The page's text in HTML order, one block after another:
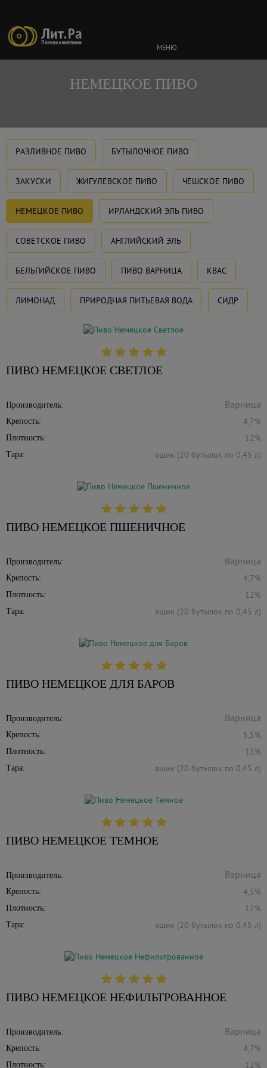
МЕНЮ
НЕМЕЦКОЕ ПИВО
РАЗЛИВНОЕ ПИВО БУТЫЛОЧНОЕ ПИВО
ЗАКУСКИ ЖИГУЛЕВСКОЕ ПИВО ЧЕШСКОЕ ПИВО
НЕМЕЦКОЕ ПИВО ИРЛАНДСКИЙ ЭЛЬ ПИВО
СОВЕТСКОЕ ПИВО АНГЛИЙСКИЙ ЭЛЬ
БЕЛЬГИЙСКОЕ ПИВО ПИВО ВАРНИЦА КВАС
ЛИМОНАД ПРИРОДНАЯ ПИТЬЕВАЯ ВОДА СИДР
ПИВО НЕМЕЦКОЕ СВЕТЛОЕ
Производитель:
Крепость:
4,7%
Плотность: 12%
Тара: ящик (20 бутылок по 0,45 л)
ПИВО НЕМЕЦКОЕ ПШЕНИЧНОЕ
Производитель:
Крепость:
4,7%
Плотность: 12%
Тара: ящик (20 бутылок по 0,45 л)
ПИВО НЕМЕЦКОЕ ДЛЯ БАРОВ
Производитель:
Крепость:
5,5%
Плотность: 13%
Тара: ящик (20 бутылок по 0,45 л)
ПИВО НЕМЕЦКОЕ ТЕМНОЕ
Производитель:
Крепость:
4,5%
Плотность: 12%
Тара: ящик (20 бутылок по 0,45 л)
ПИВО НЕМЕЦКОЕ НЕФИЛЬТРОВАННОЕ
Производитель:
Крепость:
4,7%
Плотность: 12%